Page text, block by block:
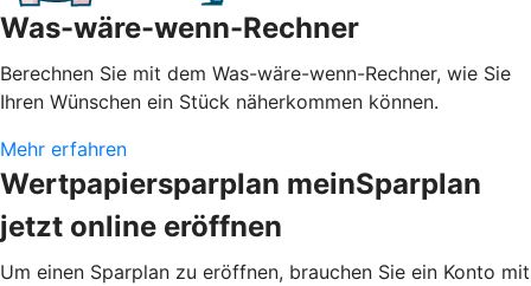
Was-wäre-wenn-Rechner
Berechnen Sie mit dem Was-wäre-wenn-Rechner, wie Sie
Ihren Wünschen ein Stück näherkommen können.
Mehr erfahren
Wertpapiersparplan meinSparplan
jetzt online eröffnen
Um einen Sparplan zu eröffnen, brauchen Sie ein Konto mit